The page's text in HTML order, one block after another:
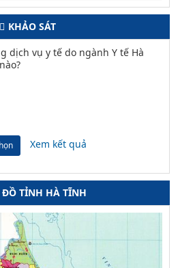
KHẢO SÁT
dịch vụ y tế do ngành Y tế Hà
Xem kết quả
ĐỒ TỈNH HÀ TĨNH